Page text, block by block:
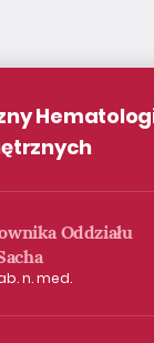
Oddziału
n. med.